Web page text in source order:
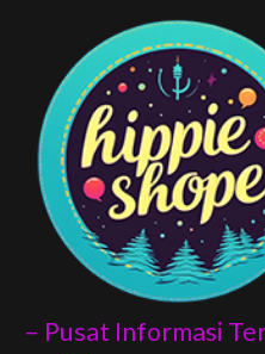
– Pusat Informasi